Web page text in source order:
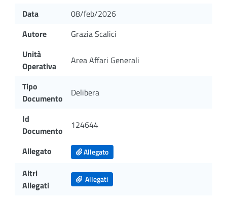
Data
08/feb/2026
Autore
Grazia Scalici
Unità
Operativa
Area Affari Generali
Tipo
Documento
Delibera
Id
Documento
124644
Allegato Allegato
Altri
Allegati
Allegati